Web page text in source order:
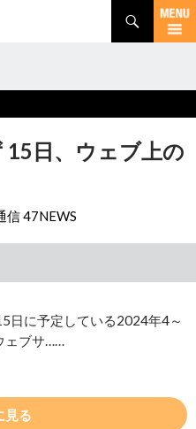
15日、ウェブ上の
信 47NEWS
日に予定している2024年4～
ェブサ……
見る